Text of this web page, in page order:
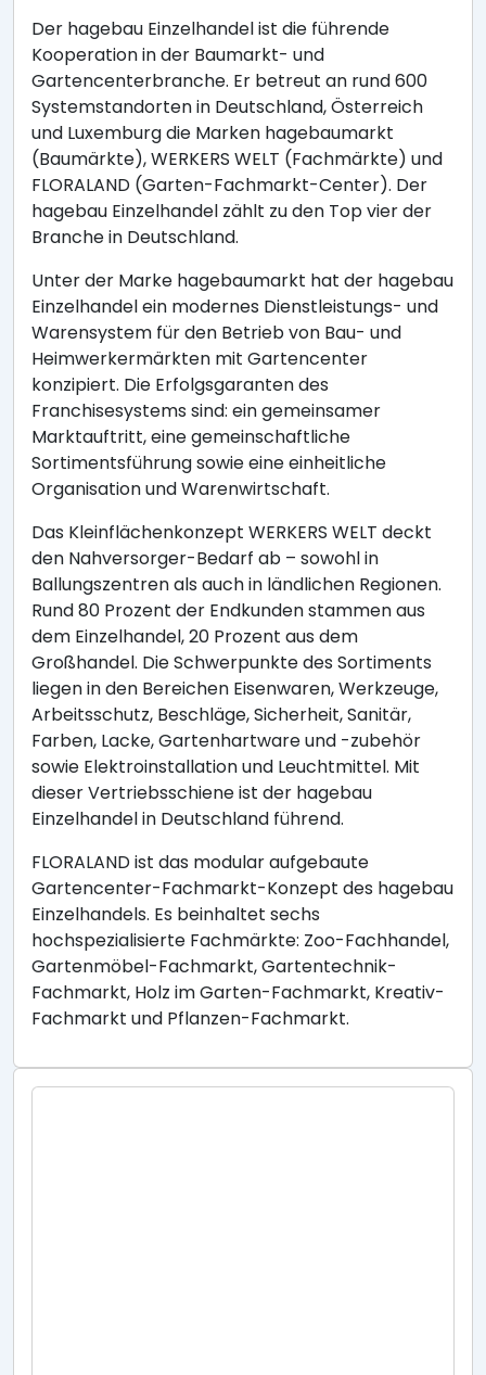
Der hagebau Einzelhandel ist die führende
Kooperation in der Baumarkt- und
Gartencenterbranche. Er betreut an rund 600
Systemstandorten in Deutschland, Österreich
und Luxemburg die Marken hagebaumarkt
(Baumärkte), WERKERS WELT (Fachmärkte) und
FLORALAND (Garten-Fachmarkt-Center). Der
hagebau Einzelhandel zählt zu den Top vier der
Branche in Deutschland.
Unter der Marke hagebaumarkt hat der hagebau
Einzelhandel ein modernes Dienstleistungs- und
Warensystem für den Betrieb von Bau- und
Heimwerkermärkten mit Gartencenter
konzipiert. Die Erfolgsgaranten des
Franchisesystems sind: ein gemeinsamer
Marktauftritt, eine gemeinschaftliche
Sortimentsführung sowie eine einheitliche
Organisation und Warenwirtschaft.
Das Kleinflächenkonzept WERKERS WELT deckt
den Nahversorger-Bedarf ab – sowohl in
Ballungszentren als auch in ländlichen Regionen.
Rund 80 Prozent der Endkunden stammen aus
dem Einzelhandel, 20 Prozent aus dem
Großhandel. Die Schwerpunkte des Sortiments
liegen in den Bereichen Eisenwaren, Werkzeuge,
Arbeitsschutz, Beschläge, Sicherheit, Sanitär,
Farben, Lacke, Gartenhartware und -zubehör
sowie Elektroinstallation und Leuchtmittel. Mit
dieser Vertriebsschiene ist der hagebau
Einzelhandel in Deutschland führend.
FLORALAND ist das modular aufgebaute
Gartencenter-Fachmarkt-Konzept des hagebau
Einzelhandels. Es beinhaltet sechs
hochspezialisierte Fachmärkte: Zoo-Fachhandel,
Gartenmöbel-Fachmarkt, Gartentechnik-
Fachmarkt, Holz im Garten-Fachmarkt, Kreativ-
Fachmarkt und Pflanzen-Fachmarkt.